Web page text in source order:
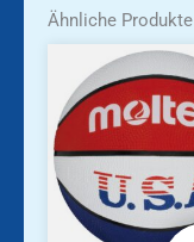
Ähnliche Produkte